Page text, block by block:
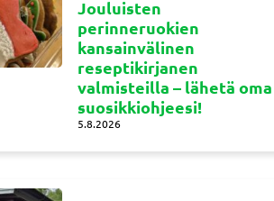
Jouluisten
perinneruokien
kansainvälinen
reseptikirjanen
valmisteilla – lähetä oma
suosikkiohjeesi!
5.8.2026